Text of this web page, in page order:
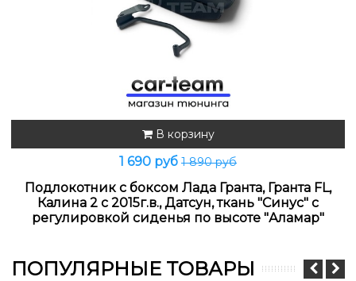
В корзину
1 690 руб 1 890 руб
Подлокотник с боксом Лада Гранта, Гранта FL,
Калина 2 с 2015г.в., Датсун, ткань "Синус" с
регулировкой сиденья по высоте "Аламар"
ПОПУЛЯРНЫЕ ТОВАРЫ